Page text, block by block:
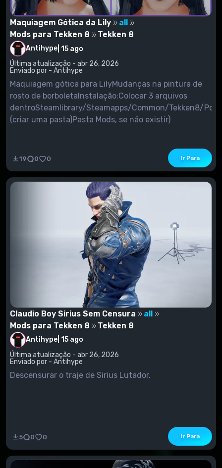
Maquiagem Gótica da Lily
all
Mods para Tekken 8
Tekken 8
Antihype 15 ago
Última atualização - abr 26, 2026
Enviado por - Antihype
Maquiagem gótica para LilyMudanças na pintura de
rosto de borboletaInstalação:Colocar 3 arquivos
dentroSteamlibrary/Steamapps/Common/Tekken8/
(criar uma pasta)Pasta Mods, se não existir)
19 0 0 Ir Para
Claudio Boy Sirius Sem Censura
all
Mods para Tekken 8
Tekken 8
Antihype 15 ago
Última atualização - abr 26, 2026
Enviado por - Antihype
Descensurar o traje de Sirius Lutador.
5 0 0 Ir Para